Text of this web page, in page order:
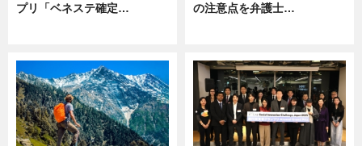
プリ「ベネステ確定…
の注意点を弁護士…